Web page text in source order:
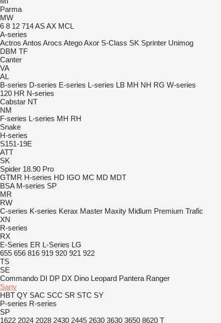
Parma
MW
6 8 12 714ASAX MCL
A-series
Actros Antos Arocs AtegoAxor S-Class SK Sprinter Unimog
DBM TF
Canter
VA
AL
B-series D-series E-series L-series LB MH NH RG W-series
120 HR N-series
Cabstar NT
NM
F-series L-series MH RH
Snake
H-series
S151-19E
ATT
SK
Spider 18.90 Pro
GTMR H-series HD IGO MC MD MDT
BSA M-series SP
MR
RW
C-series K-series Kerax Master Maxity Midlum Premium Trafic
XN
R-series
RX
E-Series ER L-Series LG
655 656 816 919 920 921 922
TS
SE
Commando DI DP DX Dino Leopard Pantera Ranger
Sany
HBT QY SAC SCC SR STC SY
P-series R-series
SP
1622 2024 2028 2430 2445 2630 3630 3650 8620 T